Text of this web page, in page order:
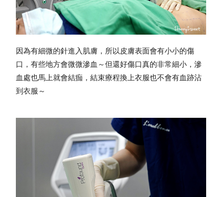
因為有細微的針進入肌膚，所以皮膚表面會有小小的傷
口，有些地方會微微滲血～但還好傷口真的非常細小，滲
血處也馬上就會結痂，結束療程換上衣服也不會有血跡沾
到衣服～